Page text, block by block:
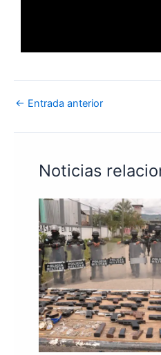
← Entrada anterior
Noticias